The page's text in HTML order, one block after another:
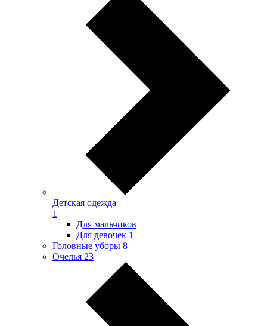
Детская одежда
1
Для мальчиков
Для девочек 1
Головные уборы 8
Очелья 23